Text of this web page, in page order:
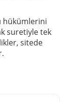
hükümlerini
suretiyle tek
sitede